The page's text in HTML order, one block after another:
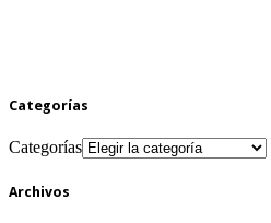
Categorías
Categorías
Archivos